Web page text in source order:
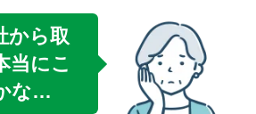
から取
当にこ
な…